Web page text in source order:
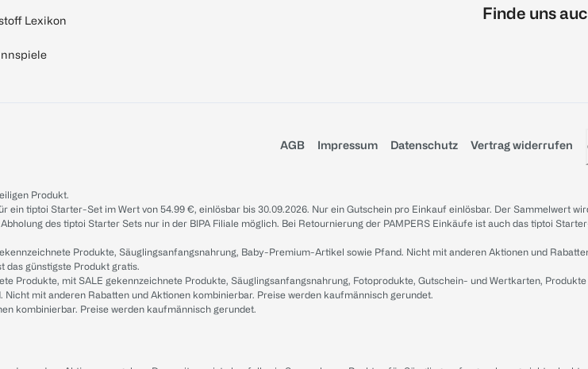
Lexikon Finde uns
AGB Impressum Datenschutz Vertrag widerrufen
Produkt.
ein tiptoi Starter-Set im Wert von 54.99 €, einlösbar bis 30.09.2026. Nur ein Gutschein pro Einkauf einlösbar. Der Sammelwert
des tiptoi Starter Sets nur in der BIPA Filiale möglich. Bei Retournierung der PAMPERS Einkäufe ist auch das tiptoi
Produkte, Säuglingsanfangsnahrung, Baby-Premium-Artikel sowie Pfand. Nicht mit anderen Aktionen und
das günstigste Produkt gratis.
Produkte, mit SALE gekennzeichnete Produkte, Säuglingsanfangsnahrung, Fotoprodukte, Gutschein- und Wertkarten,
Nicht mit anderen Rabatten und Aktionen kombinierbar. Preise werden kaufmännisch gerundet.
kombinierbar. Preise werden kaufmännisch gerundet.